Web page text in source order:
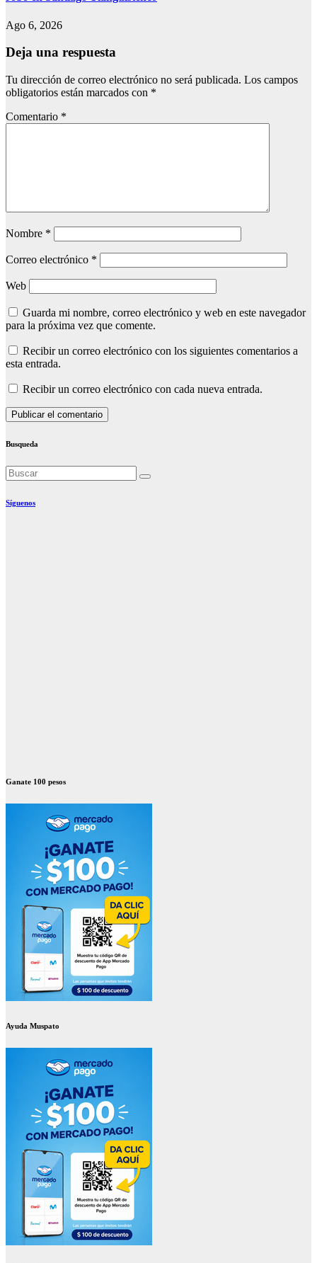
Ago 6, 2026
Deja una respuesta
Tu dirección de correo electrónico no será publicada. Los campos
obligatorios están marcados con *
Comentario *
Nombre *
Correo electrónico *
Web
Guarda mi nombre, correo electrónico y web en este navegador
para la próxima vez que comente.
Recibir un correo electrónico con los siguientes comentarios a
esta entrada.
Recibir un correo electrónico con cada nueva entrada.
Busqueda
Síguenos
Ganate 100 pesos
Ayuda Muspato